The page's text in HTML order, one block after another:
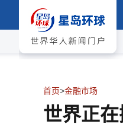
首页>金融市场
世界正